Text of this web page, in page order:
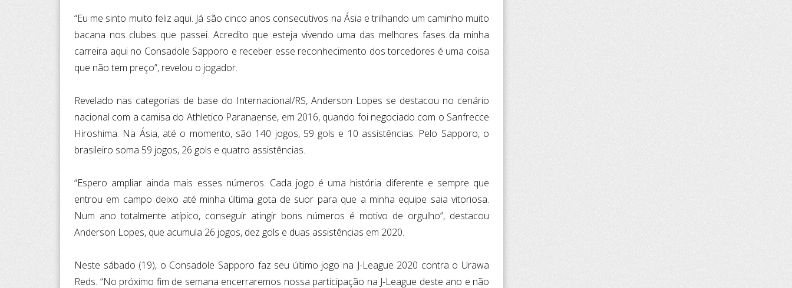
“Eu me sinto muito feliz aqui. Já são cinco anos consecutivos na Ásia e trilhando um caminho muito
bacana nos clubes que passei. Acredito que esteja vivendo uma das melhores fases da minha
carreira aqui no Consadole Sapporo e receber esse reconhecimento dos torcedores é uma coisa
que não tem preço”, revelou o jogador.
Revelado nas categorias de base do Internacional/RS, Anderson Lopes se destacou no cenário
nacional com a camisa do Athletico Paranaense, em 2016, quando foi negociado com o Sanfrecce
Hiroshima. Na Ásia, até o momento, são 140 jogos, 59 gols e 10 assistências. Pelo Sapporo, o
brasileiro soma 59 jogos, 26 gols e quatro assistências.
“Espero ampliar ainda mais esses números. Cada jogo é uma história diferente e sempre que
entrou em campo deixo até minha última gota de suor para que a minha equipe saia vitoriosa.
Num ano totalmente atípico, conseguir atingir bons números é motivo de orgulho”, destacou
Anderson Lopes, que acumula 26 jogos, dez gols e duas assistências em 2020.
Neste sábado (19), o Consadole Sapporo faz seu último jogo na J-League 2020 contra o Urawa
Reds. “No próximo fim de semana encerraremos nossa participação na J-League deste ano e não